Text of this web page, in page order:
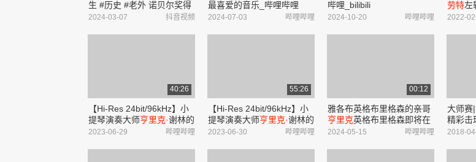
生 #历史 #老外 诺贝尔奖得
主 尼古拉斯·丁伯根 荷兰动
抖音视频
2024-03-07
最喜爱的音乐_哔哩哔哩
_bilibili
哔哩哔哩
2024-07-03
哔哩_bilibili
哔哩哔哩
2024-10-20
劳特左
2022-
40:26
【Hi-Res 24bit/96kHz】小
提琴演奏大师亨里克·谢林的
专辑《勃拉姆斯小提琴协奏
哔哩哔哩
2023-06-29
55:26
【Hi-Res 24bit/96kHz】小
提琴演奏大师亨里克·谢林的
专辑《贝多芬小提琴协奏
哔哩哔哩
2023-06-30
00:12
雅各布英格布里格森的亲哥
亨里克英格布里格森即将在
斯德哥尔摩开启他的赛季首
哔哩哔哩
2024-05-15
大师赛|
精彩击
2018-